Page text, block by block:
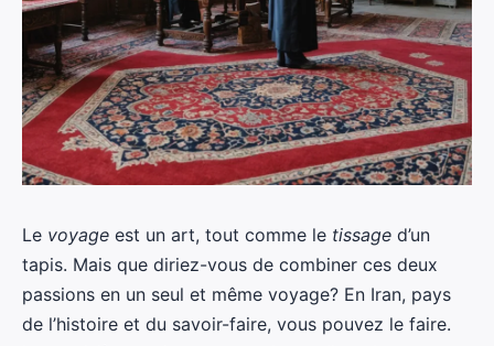
Le voyage est un art, tout comme le tissage d’un
tapis. Mais que diriez-vous de combiner ces deux
passions en un seul et même voyage? En Iran, pays
de l’histoire et du savoir-faire, vous pouvez le faire.